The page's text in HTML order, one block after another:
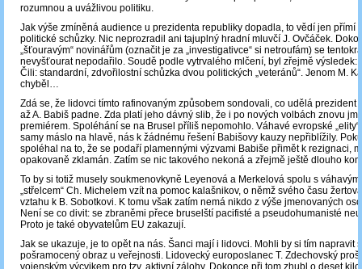
rozumnou a uvážlivou politiku.
Jak výše zmíněná audience u prezidenta republiky dopadla, to vědí jen přímí
politické schůzky. Nic neprozradil ani tajuplný hradní mluvčí J. Ovčáček.
„šťouravým“ novinářům (označit je za „investigativce“ si netroufám) se
nevyšťourat nepodařilo. Soudě podle vytrvalého mlčení, byl zřejmě výsledek:
Čili: standardní, zdvořilostní schůzka dvou politických „veteránů“. Jenom M.
chyběl…
Zdá se, že lidovci tímto rafinovaným způsobem sondovali, co udělá prezident
až A. Babiš padne. Zda platí jeho dávný slib, že i po nových volbách znovu
premiérem. Spoléhání se na Brusel příliš nepomohlo. Váhavé evropské
samy máslo na hlavě, nás k žádnému řešení Babišovy kauzy nepřiblížily.
spoléhal na to, že se podaří plamennými výzvami Babiše přimět k rezignaci,
opakovaně zklamán. Zatím se nic takového nekoná a zřejmě ještě dlouho
To by si totiž musely soukmenovkyně Leyenová a Merkelová spolu s
„střelcem“ Ch. Michelem vzít na pomoc kalašnikov, o němž svého času
vztahu k B. Sobotkovi. K tomu však zatím nemá nikdo z výše jmenovaných
Není se co divit: se zbraněmi přece bruselští pacifisté a pseudohumanisté
Proto je také obyvatelům EU zakazují.
Jak se ukazuje, je to opět na nás. Šanci mají i lidovci. Mohli by si tím napravit
pošramocený obraz u veřejnosti. Lidovecký europoslanec T. Zdechovský